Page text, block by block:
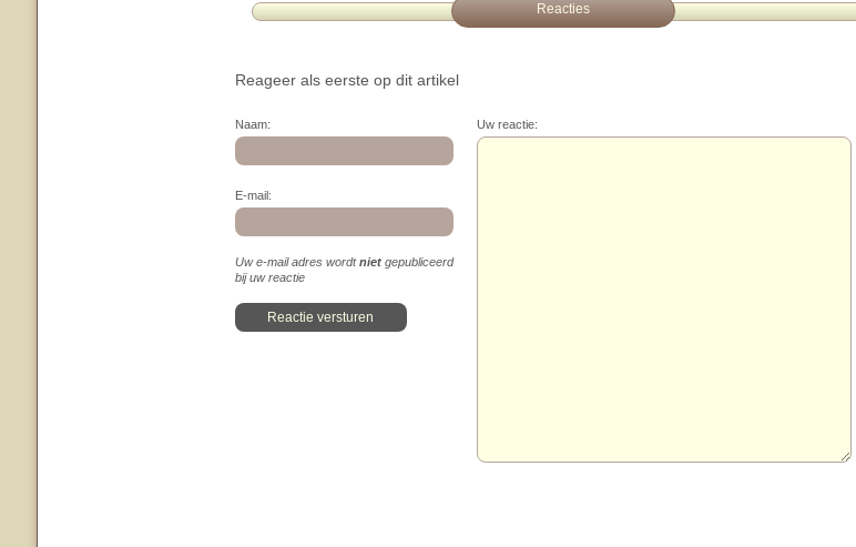
Reacties
Reageer als eerste op dit artikel
Naam:
E-mail:
Uw e-mail adres wordtnietgepubliceerd
bij uw reactie
Uw reactie: